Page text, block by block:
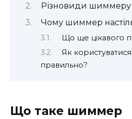
Різновиди шиммеру
Чому шиммер
Що ще цікавого
Як
правильно?
Що таке шиммер